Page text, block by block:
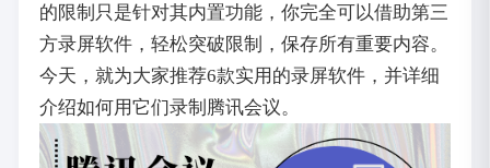
的限制只是针对其内置功能，你完全可以借助第三
方录屏软件，轻松突破限制，保存所有重要内容。
今天，就为大家推荐6款实用的录屏软件，并详细
介绍如何用它们录制腾讯会议。